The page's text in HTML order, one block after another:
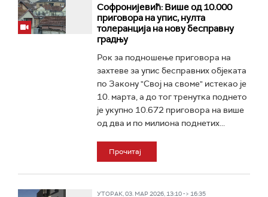
Софронијевић: Више од 10.000
приговора на упис, нулта
толеранција на нову бесправну
градњу
Рок за подношење приговора на
захтеве за упис бесправних објеката
по Закону "Свој на своме" истекао је
10. марта, а до тог тренутка поднето
је укупно 10.672 приговора на више
од два и по милиона поднетих...
Прочитај
УТОРАК, 03. МАР 2026, 13:10 -> 16:35